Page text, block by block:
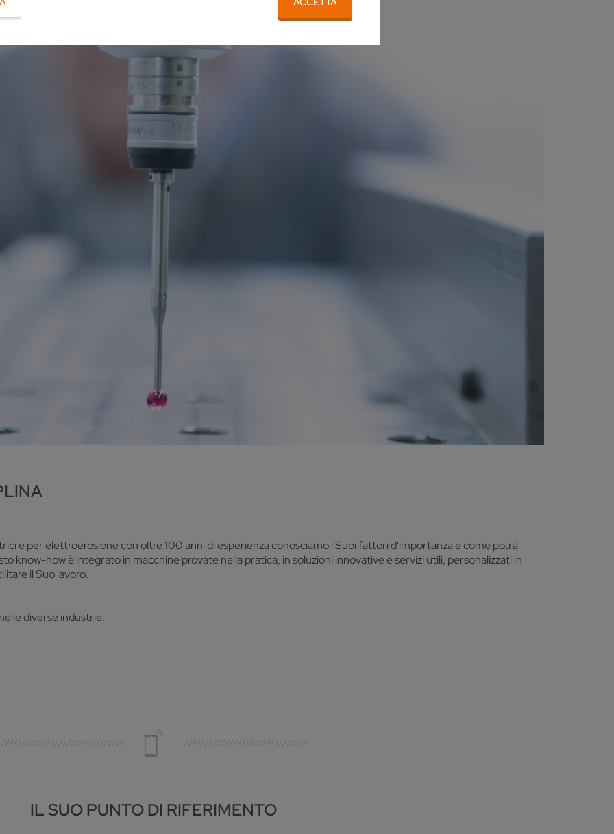
e per elettroerosione con oltre 100 anni di esperienza conosciamo i Suoi fattori d'importanza e come potrà
know-how è integrato in macchine provate nella pratica, in soluzioni innovative e servizi utili, personalizzati in
il Suo lavoro.
diverse industrie.
IL SUO PUNTO DI RIFERIMENTO